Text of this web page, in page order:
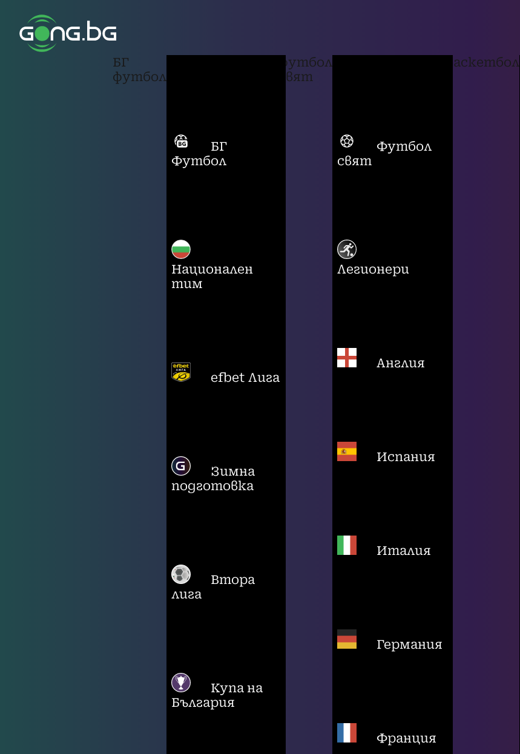
БГ
футбол
БГ
Футбол
Национален
тим
efbet Лига
Зимна
подготовка
Втора
лига
Купа на
България
футбол
свят
Футбол
свят
Легионери
Англия
Испания
Италия
Германия
Франция
баскетбол